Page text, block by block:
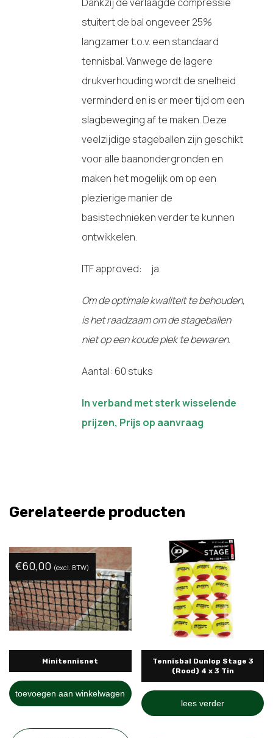
stuitert de bal ongeveer 25%
langzamer t.o.v. een standaard
tennisbal. Vanwege de lagere
drukverhouding wordt de snelheid
verminderd en is er meer tijd om een
slagbeweging af te maken. Deze
veelzijdige stageballen zijn geschikt
voor alle baanondergronden en
maken het mogelijk om op een
plezierige manier de
basistechnieken verder te kunnen
ontwikkelen.
ITF approved: ja
Om de optimale kwaliteit te behouden,
is het raadzaam om de stageballen
niet op een koude plek te bewaren.
Aantal: 60 stuks
In verband met sterk wisselende
prijzen, Prijs op aanvraag
Gerelateerde producten
Minitennisnet
€60,00 (excl. BTW)
toevoegen aan winkelwagen
Tennisbal Dunlop Stage 3
(Rood) 4 x 3 Tin
lees verder